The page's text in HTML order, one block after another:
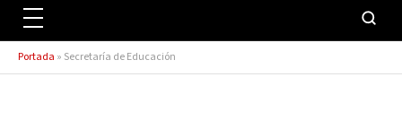
Portada » Secretaría de Educación